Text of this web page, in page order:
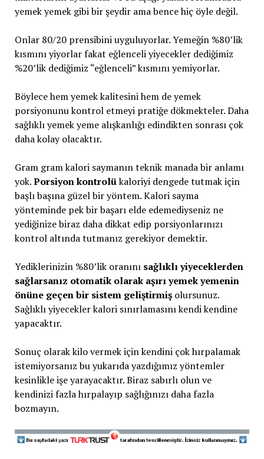
yemek yemek gibi bir şeydir ama bence hiç öyle değil.
Onlar 80/20 prensibini uyguluyorlar. Yemeğin %80’lik
kısmını yiyorlar fakat eğlenceli yiyecekler dediğimiz
%20’lik dediğimiz “eğlenceli” kısmını yemiyorlar.
Böylece hem yemek kalitesini hem de yemek
porsiyonunu kontrol etmeyi pratiğe dökmekteler. Daha
sağlıklı yemek yeme alışkanlığı edindikten sonrası çok
daha kolay olacaktır.
Gram gram kalori saymanın teknik manada bir anlamı
yok.Porsiyon kontrolükaloriyi dengede tutmak için
başlı başına güzel bir yöntem. Kalori sayma
yönteminde pek bir başarı elde edemediyseniz ne
yediğinize biraz daha dikkat edip porsiyonlarınızı
kontrol altında tutmanız gerekiyor demektir.
Yediklerinizin %80’lik oranını sağlıklı yiyeceklerden
sağlarsanız otomatik olarak aşırı yemek yemenin
önüne geçen bir sistem geliştirmişolursunuz.
Sağlıklı yiyecekler kalori sınırlamasını kendi kendine
yapacaktır.
Sonuç olarak kilo vermek için kendini çok hırpalamak
istemiyorsanız bu yukarıda yazdığımız yöntemler
kesinlikle işe yarayacaktır. Biraz sabırlı olun ve
kendinizi fazla hırpalayıp sağlığınızı daha fazla
bozmayın.